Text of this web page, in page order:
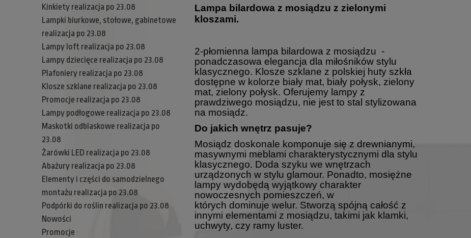
Kinkiety realizacja po 23.08
Lampki biurkowe, stołowe, gabinetowe
realizacja po 23.08
Lampy loft realizacja po 23.08
Lampy dziecięce realizacja po 23.08
Plafoniery realizacja po 23.08
Klosze szklane realizacja po 23.08
Promocje realizacja po 23.08
Lampy podłogowe realizacja po 23.08
Maskotki odblaskowe realizacja po
23.08
Żarówki LED realizacja po 23.08
Abażury realizacja po 23.08
Elementy i części do samodzielnego
montażu realizacja po 23.08
Podpórki do roślin realizacja po 23.08
Nowości
Promocje
Cena nie zawiera ewentualnych
Lampa bilardowa z mosiądzu z zielonymi
kloszami.
2-płomienna lampa bilardowa z mosiądzu -
ponadczasowa elegancja dla miłośników stylu
klasycznego. Klosze szklane z polskiej huty szkła
dostępne w kolorze biały mat, biały połysk, zielony
mat, zielony połysk. Oferujemy lampy z
prawdziwego mosiądzu, nie jest to stal stylizowana
na mosiądz.
Do jakich wnętrz pasuje?
Mosiądz doskonale komponuje się z drewnianymi,
masywnymi meblami charakterystycznymi dla stylu
klasycznego. Doda szyku we wnętrzach
urządzonych w stylu glamour. Ponadto, mosiężne
lampy wydobędą wyjątkowy charakter
nowoczesnych pomieszczeń, w
których dominuje welur. Stworzą spójną całość z
innymi elementami z mosiądzu, takimi jak klamki,
uchwyty, czy ramy luster.